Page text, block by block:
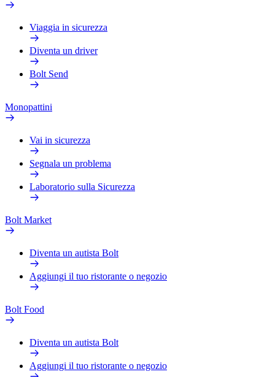
Viaggia in sicurezza
Diventa un driver
Bolt Send
Monopattini
Vai in sicurezza
Segnala un problema
Laboratorio sulla Sicurezza
Bolt Market
Diventa un autista Bolt
Aggiungi il tuo ristorante o negozio
Bolt Food
Diventa un autista Bolt
Aggiungi il tuo ristorante o negozio